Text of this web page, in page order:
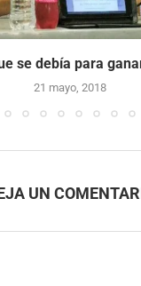
se debía para
21 mayo, 2018
UN